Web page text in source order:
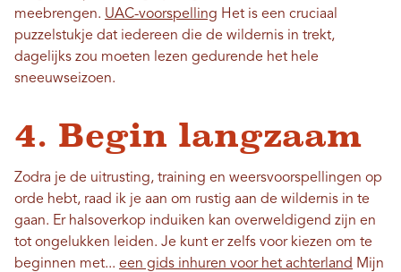
meebrengen. UAC-voorspelling Het is een cruciaal
puzzelstukje dat iedereen die de wildernis in trekt,
dagelijks zou moeten lezen gedurende het hele
sneeuwseizoen.
4. Begin langzaam
Zodra je de uitrusting, training en weersvoorspellingen op
orde hebt, raad ik je aan om rustig aan de wildernis in te
gaan. Er halsoverkop induiken kan overweldigend zijn en
tot ongelukken leiden. Je kunt er zelfs voor kiezen om te
beginnen met... een gids inhuren voor het achterland Mijn